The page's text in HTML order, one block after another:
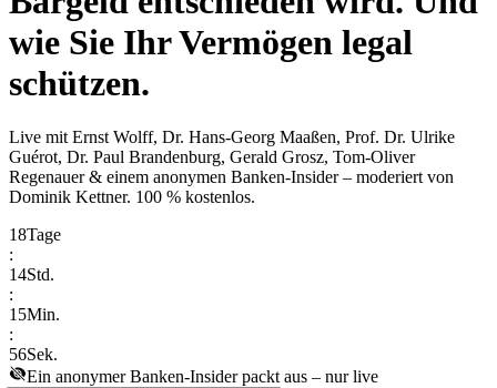
wie Sie Ihr Vermögen legal
schützen.
Live mit Ernst Wolff, Dr. Hans-Georg Maaßen, Prof. Dr. Ulrike
Guérot, Dr. Paul Brandenburg, Gerald Grosz, Tom-Oliver
Regenauer & einem anonymen Banken-Insider– moderiert von
Dominik Kettner. 100 % kostenlos.
18Tage
:
14Std.
:
15Min.
:
56Sek.
Ein anonymer Banken-Insider packt aus – nur live